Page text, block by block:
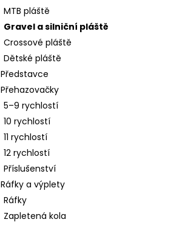
MTB pláště
Gravel a silniční pláště
Crossové pláště
Dětské pláště
Představce
Přehazovačky
5–9 rychlostí
10 rychlostí
11 rychlostí
12 rychlostí
Příslušenství
Ráfky a výplety
Ráfky
Zapletená kola